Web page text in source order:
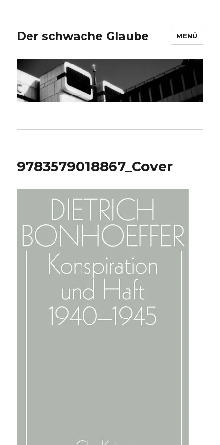
Der schwache Glaube MENÜ
9783579018867_Cover